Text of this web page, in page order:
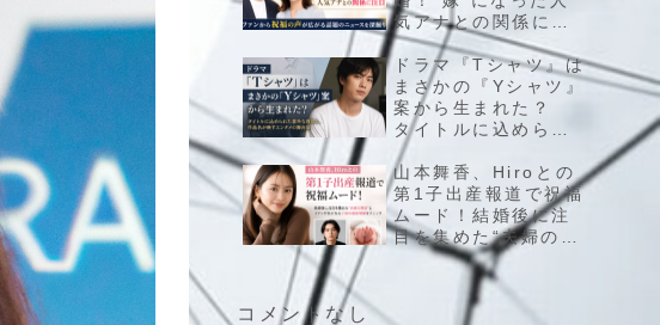
気アナとの関係に注
目、ファンから祝福
の声が広がる話題の
ニュースを深掘り
ドラマ『Tシャツ』は
まさかの『Yシャツ』
案から生まれた？
タイトルに込められ
た意外な背景と、作
品名が映すエンタメ
の舞台裏
山本舞香、Hiroとの
第1子出産報道で祝福
ムード！結婚後に注
目を集めた“夫婦の現
在”とファンが気にな
る子供の最新情報を
チェック
コメントなし